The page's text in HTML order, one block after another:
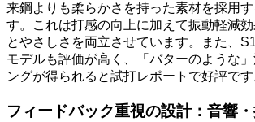
来鋼よりも柔らかさを持った素材を採用
す。これは打感の向上に加えて振動軽減
とやさしさを両立させています。また、
モデルも評価が高く、「バターのような
ングが得られると試打レポートで好評です
フィードバック重視の設計：音響